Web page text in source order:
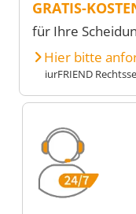
GRATIS-
für Ihre
Hier bitte
iurFRIEND